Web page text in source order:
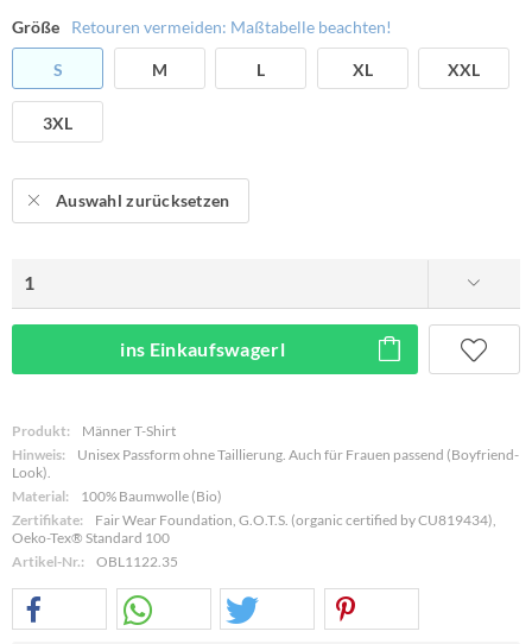
Größe Retouren vermeiden: Maßtabelle beachten!
S M L XL XXL
3XL
Auswahl zurücksetzen
ins Einkaufswagerl
Produkt:
Männer T-Shirt
Hinweis:
Unisex Passform ohne Taillierung. Auch für Frauen passend (Boyfriend-
Look).
Material:
100% Baumwolle (Bio)
Zertifikate:
Fair Wear Foundation, G.O.T.S. (organic certified by CU819434),
Oeko-Tex® Standard 100
Artikel-Nr.:
OBL1122.35